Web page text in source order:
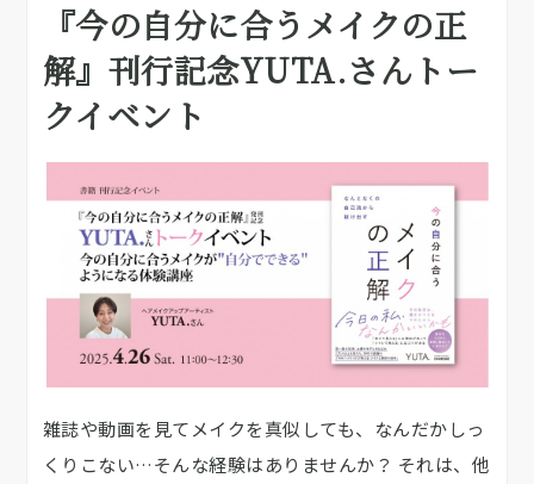
『今の自分に合うメイクの正
解』刊行記念YUTA.さんトー
クイベント
雑誌や動画を見てメイクを真似しても、なんだかしっ
くりこない…そんな経験はありませんか？ それは、他